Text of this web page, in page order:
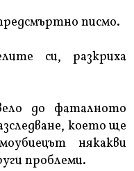
писмо.
си, разкриха
до фаталното
което ще
някакви
проблеми.